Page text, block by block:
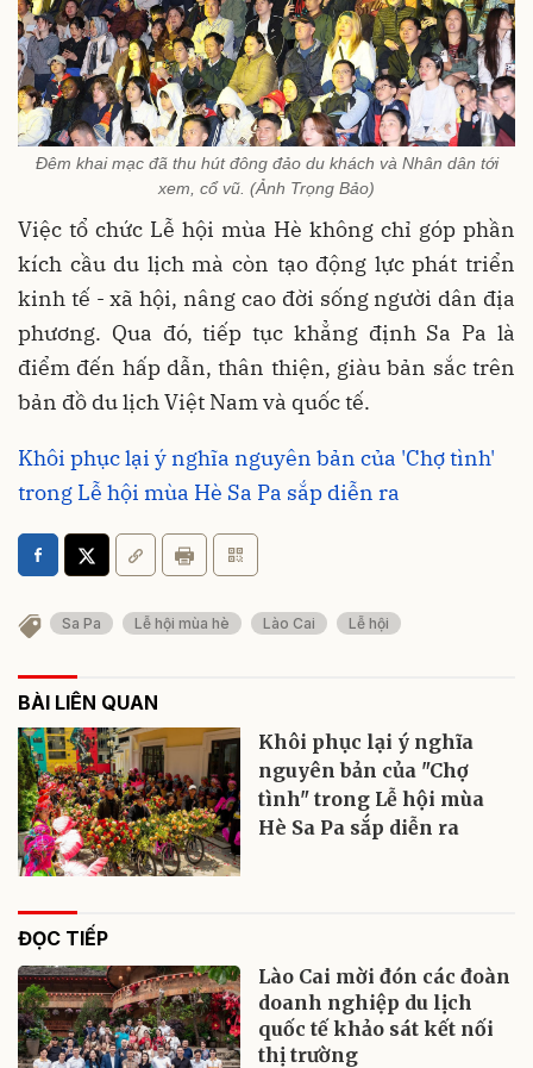
Đêm khai mạc đã thu hút đông đảo du khách và Nhân dân tới
xem, cổ vũ. (Ảnh Trọng Bảo)
Việc tổ chức Lễ hội mùa Hè không chỉ góp phần
kích cầu du lịch mà còn tạo động lực phát triển
kinh tế - xã hội, nâng cao đời sống người dân địa
phương. Qua đó, tiếp tục khẳng định Sa Pa là
điểm đến hấp dẫn, thân thiện, giàu bản sắc trên
bản đồ du lịch Việt Nam và quốc tế.
Khôi phục lại ý nghĩa nguyên bản của 'Chợ tình'
trong Lễ hội mùa Hè Sa Pa sắp diễn ra
Sa Pa Lễ hội mùa hè Lào Cai Lễ hội
BÀI LIÊN QUAN
Khôi phục lại ý nghĩa
nguyên bản của "Chợ
tình" trong Lễ hội mùa
Hè Sa Pa sắp diễn ra
ĐỌC TIẾP
Lào Cai mời đón các đoàn
doanh nghiệp du lịch
quốc tế khảo sát kết nối
thị trường